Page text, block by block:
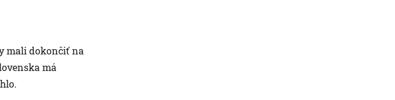
mali dokončiť na
má